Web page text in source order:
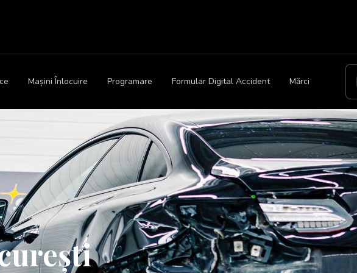
Mașini Înlocuire Programare Formular Digital Accident Mărci